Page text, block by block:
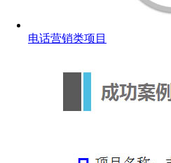
电话营销类项目